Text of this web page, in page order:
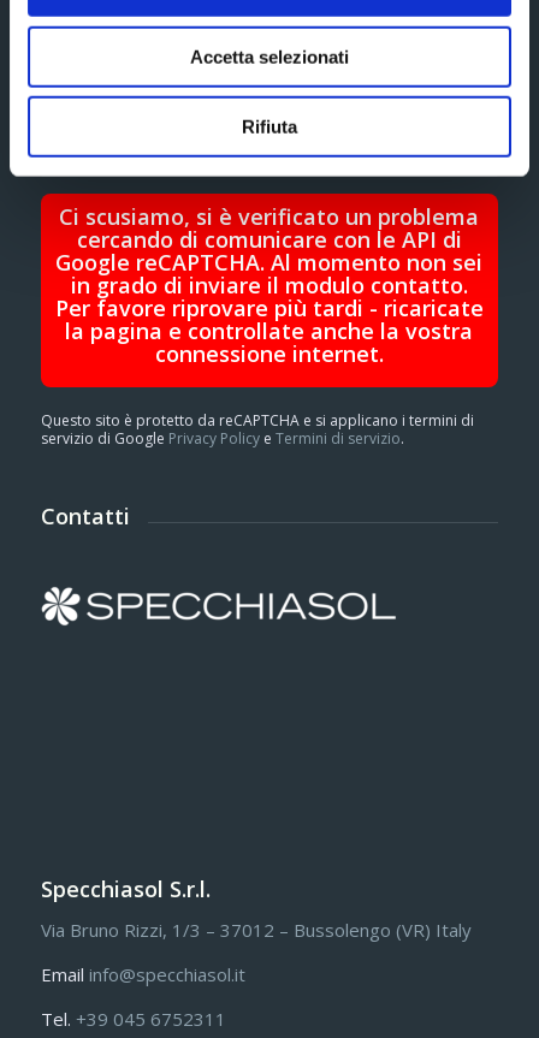
Accetta selezionati
Rifiuta
Ci scusiamo, si è verificato un problema
cercando di comunicare con le API di
Google reCAPTCHA. Al momento non sei
in grado di inviare il modulo contatto.
Per favore riprovare più tardi - ricaricate
la pagina e controllate anche la vostra
connessione internet.
Questo sito è protetto da reCAPTCHA e si applicano i termini di
servizio di Google Privacy Policye Termini di servizio.
Contatti
Specchiasol S.r.l.
Via Bruno Rizzi, 1/3 – 37012 – Bussolengo (VR) Italy
Email info@specchiasol.it
Tel. +39 045 6752311